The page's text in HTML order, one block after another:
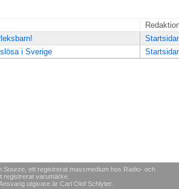
i Sverige
Sourze, ett registrerat massmedium hos Radio- och
registrerat varumärke.
utgivare är Carl Olof Schlyter.